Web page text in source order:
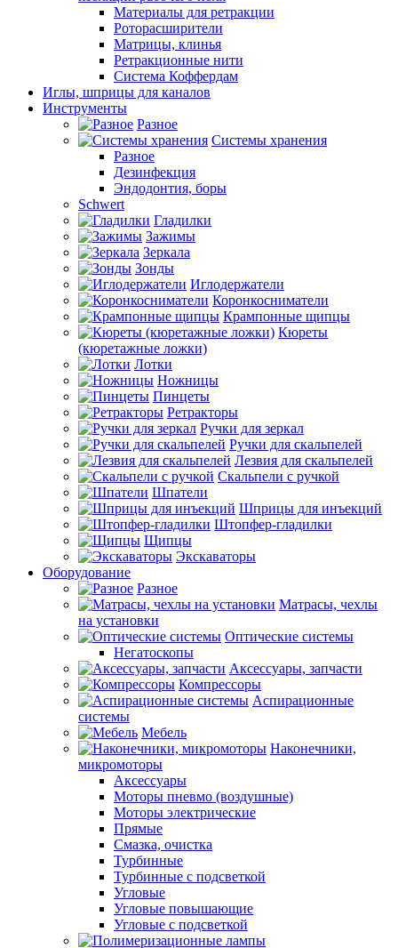
Материалы для ретракции
Роторасширители
Матрицы, клинья
Ретракционные нити
Система Коффердам
Иглы, шприцы для каналов
Инструменты
Разное
Системы хранения
Разное
Дезинфекция
Эндодонтия, боры
Schwert
Гладилки
Зажимы
Зеркала
Зонды
Иглодержатели
Коронкосниматели
Крампонные щипцы
Кюреты
(кюретажные ложки)
Лотки
Ножницы
Пинцеты
Ретракторы
Ручки для зеркал
Ручки для скальпелей
Лезвия для скальпелей
Скальпели с ручкой
Шпатели
Шприцы для инъекций
Штопфер-гладилки
Щипцы
Экскаваторы
Оборудование
Разное
Матрасы, чехлы
на установки
Оптические системы
Негатоскопы
Аксессуары, запчасти
Компрессоры
Аспирационные
системы
Мебель
Наконечники,
микромоторы
Аксессуары
Моторы пневмо (воздушные)
Моторы электрические
Прямые
Смазка, очистка
Турбинные
Турбинные с подсветкой
Угловые
Угловые повышающие
Угловые с подсветкой